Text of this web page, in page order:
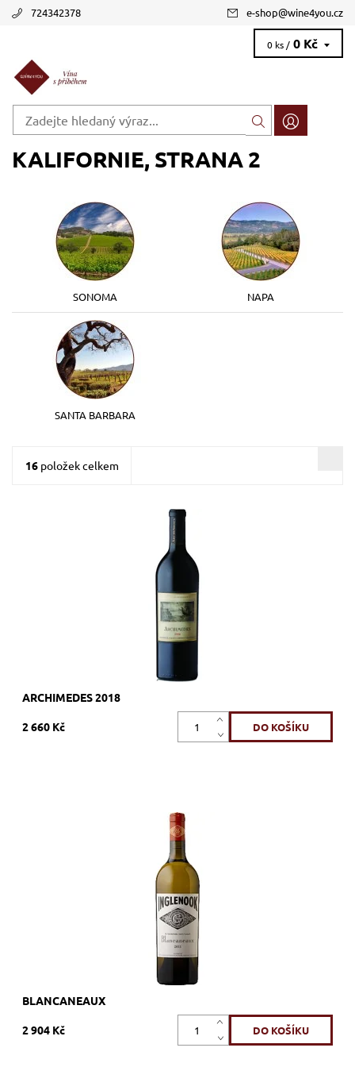
724342378 e-shop@wine4you.cz
0 ks / 0 Kč
KALIFORNIE, STRANA 2
SONOMA NAPA
SANTA BARBARA
16 položek celkem
90% Cabernet Sauvignon, 6% Merlot, 4% Cabernet Franc,
červené, suché, tiché, zrání 21 měsíců v sudech
z francouzského dubu (50% nové, 50% 1-2 roky...
Skladem >12 ks
Francis Ford Coppola Winery
ARCHIMEDES 2018
2 660 Kč
36% Marsanne, 34% Roussanne, 30% Viognier, bílé, suché,
tiché, zrání 8 měsíců v nerezových 78 galonových barelech
Skladem >12 ks
BLANCANEAUX
2 904 Kč